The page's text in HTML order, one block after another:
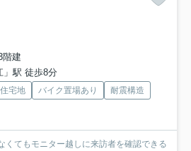
階建
」駅 徒歩8分
宅地 バイク置場あり
耐震構造
くてもモニター越しに来訪者を確認できる